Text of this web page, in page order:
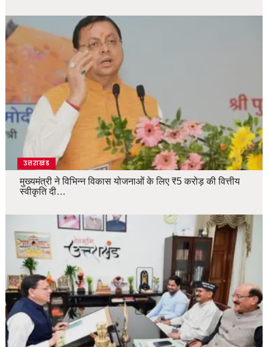
उत्तराखंड
मुख्यमंत्री ने विभिन्न विकास योजनाओं के लिए ₹5 करोड़ की वित्तीय
स्वीकृति दी…